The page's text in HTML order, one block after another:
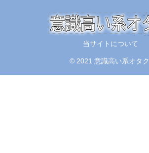
当サイトについて
© 2021 意識高い系オタク.